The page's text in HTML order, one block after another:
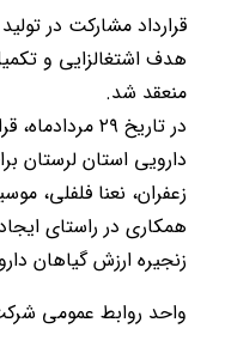
قرارداد مشارکت در
هدف اشتغالزایی و
منعقد شد.
در تاریخ ۲۹
دارویی استان لرستان
زعفران، نعنا فلفلی،
همکاری در راستای
زنجیره ارزش گیاهان
واحد روابط عمومی